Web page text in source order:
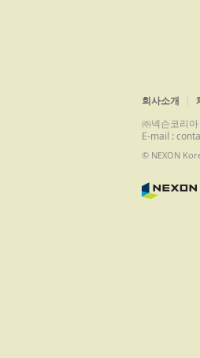
회사소개
㈜넥슨코리
E-mail :
© NEXON